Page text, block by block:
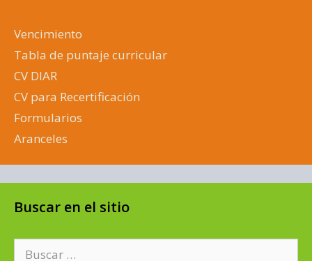
Vencimiento
Tabla de puntaje curricular
CV DIAR
CV para Recertificación
Formularios
Aranceles
Buscar en el sitio
Buscar: